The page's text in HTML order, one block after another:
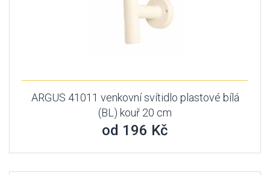
ARGUS 41011 venkovní svítidlo plastové bílá
(BL) kouř 20 cm
od 196 Kč